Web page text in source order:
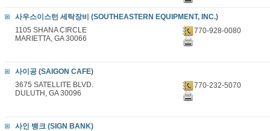
사우스이스턴 세탁장비 (SOUTHEASTERN EQUIPMENT, INC.)
1105 SHANA CIRCLE
MARIETTA, GA 30066
770-928-0080
사이공 (SAIGON CAFE)
3675 SATELLITE BLVD.
DULUTH, GA 30096
770-232-5070
사인 뱅크 (SIGN BANK)